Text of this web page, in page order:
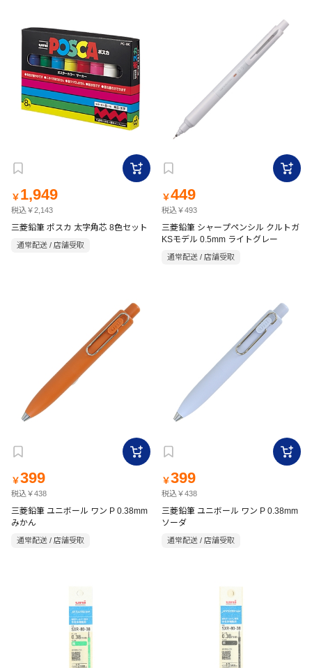
￥ 1,949
税込￥2,143
三菱鉛筆 ポスカ 太字角芯 8色セット
通常配送 / 店舗受取
￥449
税込￥493
三菱鉛筆 シャープペンシル クルトガ
KSモデル 0.5mm ライトグレー
通常配送 / 店舗受取
￥399
税込￥438
三菱鉛筆 ユニボール ワン P 0.38mm
みかん
通常配送 / 店舗受取
￥399
税込￥438
三菱鉛筆 ユニボール ワン P 0.38mm
ソーダ
通常配送 / 店舗受取